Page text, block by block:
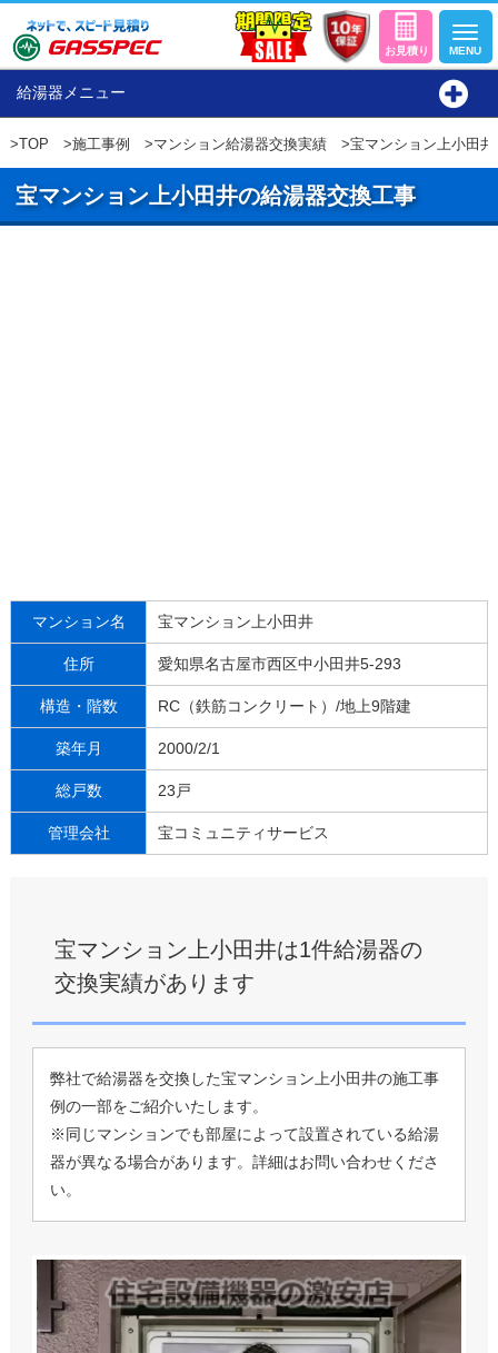
給湯器メニュー
>TOP >施工事例 >マンション給湯器交換実績>宝マンション上小田井
宝マンション上小田井の給湯器交換工事
マンション名 宝マンション上小田井
住所 愛知県名古屋市西区中小田井5-293
構造・階数 RC（鉄筋コンクリート）/地上9階建
築年月 2000/2/1
総戸数 23戸
管理会社 宝コミュニティサービス
宝マンション上小田井は1件給湯器の
交換実績があります
弊社で給湯器を交換した宝マンション上小田井の施工事
例の一部をご紹介いたします。
※同じマンションでも部屋によって設置されている給湯
器が異なる場合があります。詳細はお問い合わせくださ
い。